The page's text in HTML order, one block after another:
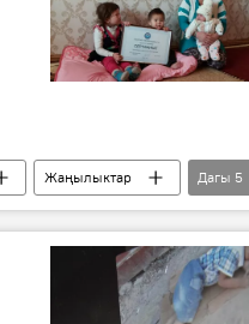
Жаңылыктар
Дагы 5